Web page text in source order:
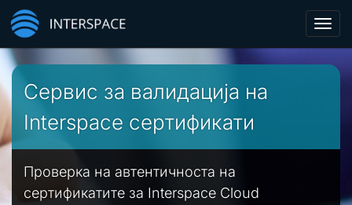
Сервис за валидација на
Interspace сертификати
Проверка на автентичноста на
сертификатите за Interspace Cloud